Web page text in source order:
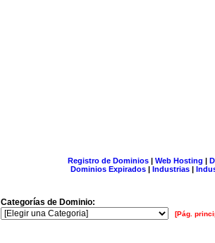
Registro de Dominios| Web Hosting |
Dominios Expirados | Industrias |
Categorías de Dominio:
[Pág.